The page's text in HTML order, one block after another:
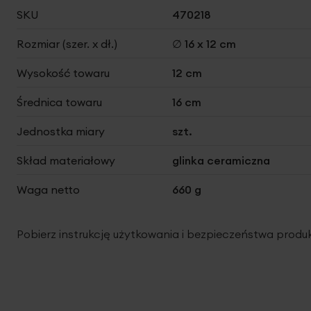
Więcej
SKU 470218
Rozmiar (szer. x dł.) ∅ 16 x 12 cm
Wysokość towaru 12 cm
Średnica towaru 16 cm
Jednostka miary szt.
Skład materiałowy glinka ceramiczna
Waga netto 660 g
Pobierz instrukcję użytkowania i bezpieczeństwa